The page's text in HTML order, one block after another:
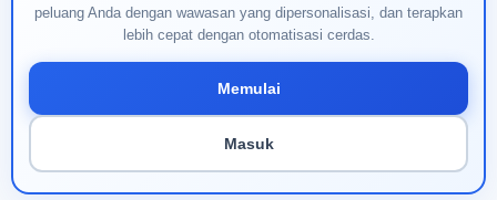
peluang Anda dengan wawasan yang dipersonalisasi, dan terapkan
lebih cepat dengan otomatisasi cerdas.
Memulai
Masuk